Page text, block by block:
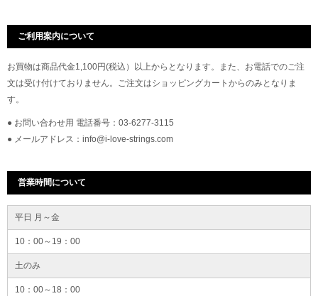
ご利用案内について
お買物は商品代金1,100円(税込）以上からとなります。また、お電話でのご注
文は受け付けておりません。ご注文はショッピングカートからのみとなりま
す。
● お問い合わせ用 電話番号：03-6277-3115
● メールアドレス：info@i-love-strings.com
営業時間について
平日 月～金
10：00～19：00
土のみ
10：00～18：00